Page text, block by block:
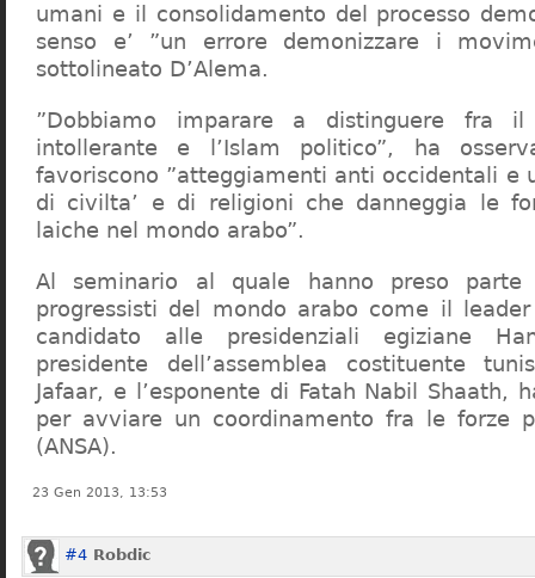
umani e il consolidamento del processo
senso e’ ”un errore demonizzare i
sottolineato D’Alema.
”Dobbiamo imparare a distinguere fra il
intollerante e l’Islam politico”, ha
favoriscono ”atteggiamenti anti occidentali e
di civilta’ e di religioni che danneggia le
laiche nel mondo arabo”.
Al seminario al quale hanno preso parte
progressisti del mondo arabo come il
candidato alle presidenziali egiziane
presidente dell’assemblea costituente
Jafaar, e l’esponente di Fatah Nabil Shaath,
per avviare un coordinamento fra le forze
(ANSA).
23 Gen 2013, 13:53
#4 Robdic